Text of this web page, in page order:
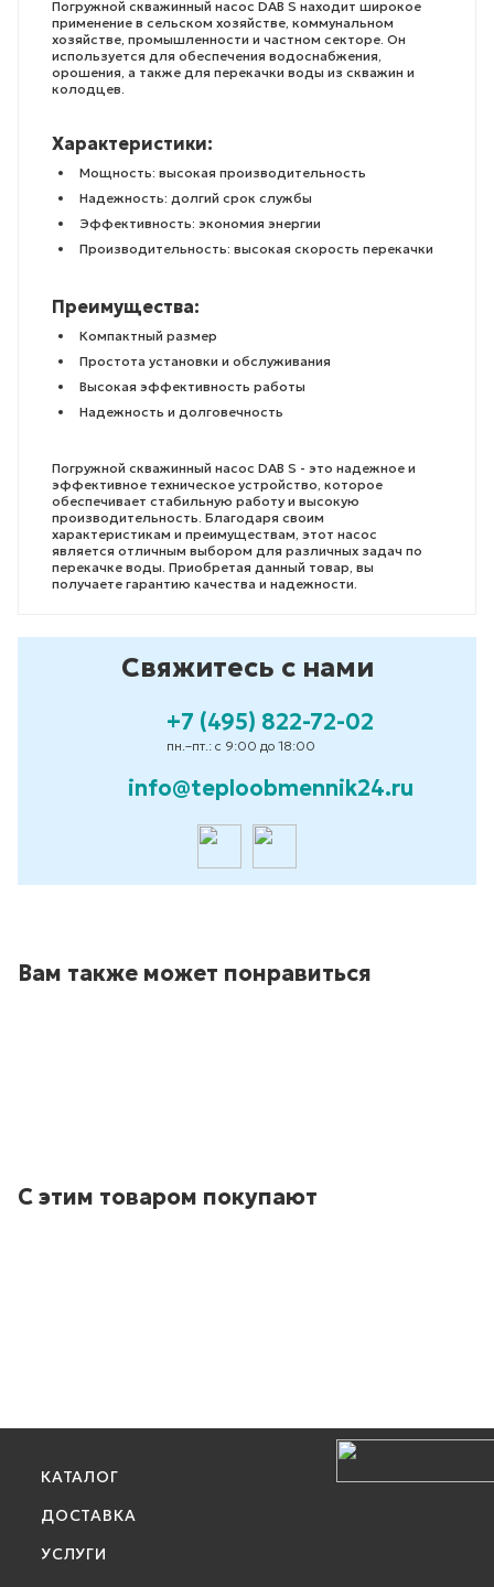
Погружной скважинный насос DAB S находит широкое
применение в сельском хозяйстве, коммунальном
хозяйстве, промышленности и частном секторе. Он
используется для обеспечения водоснабжения,
орошения, а также для перекачки воды из скважин и
колодцев.
Характеристики:
Мощность: высокая производительность
Надежность: долгий срок службы
Эффективность: экономия энергии
Производительность: высокая скорость перекачки
Преимущества:
Компактный размер
Простота установки и обслуживания
Высокая эффективность работы
Надежность и долговечность
Погружной скважинный насос DAB S - это надежное и
эффективное техническое устройство, которое
обеспечивает стабильную работу и высокую
производительность. Благодаря своим
характеристикам и преимуществам, этот насос
является отличным выбором для различных задач по
перекачке воды. Приобретая данный товар, вы
получаете гарантию качества и надежности.
Свяжитесь с нами
+7 (495) 822-72-02
пн.–пт.: с 9:00 до 18:00
info@teploobmennik24.ru
Вам также может понравиться
С этим товаром покупают
КАТАЛОГ
ДОСТАВКА
УСЛУГИ